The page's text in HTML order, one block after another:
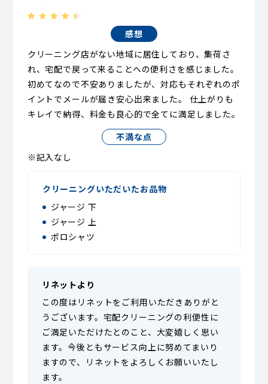
感想
クリーニング店がない地域に居住しており、集荷さ
れ、宅配で戻って来ることへの便利さを感じました。
初めてなので不安ありましたが、対応もそれぞれのポ
イントでメールが届き安心出来ました。 仕上がりも
キレイで納得、料金も良心的で全てに満足しました。
不満な点
※記入なし
クリーニングいただいたお品物
ジャージ 下
ジャージ 上
ポロシャツ
リネットより
この度はリネットをご利用いただきありがと
うございます。宅配クリーニングの利便性に
ご満足いただけたとのこと、大変嬉しく思い
ます。今後ともサービス向上に努めてまいり
ますので、リネットをよろしくお願いいたし
ます。